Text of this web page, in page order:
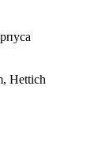
Hettich